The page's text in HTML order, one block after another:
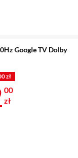
Google TV Dolby
zł
999 zł
00
zł